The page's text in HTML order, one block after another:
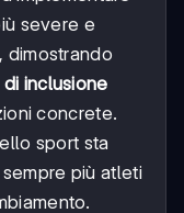
severe e
dimostrando
inclusione
concrete.
sport sta
più atleti